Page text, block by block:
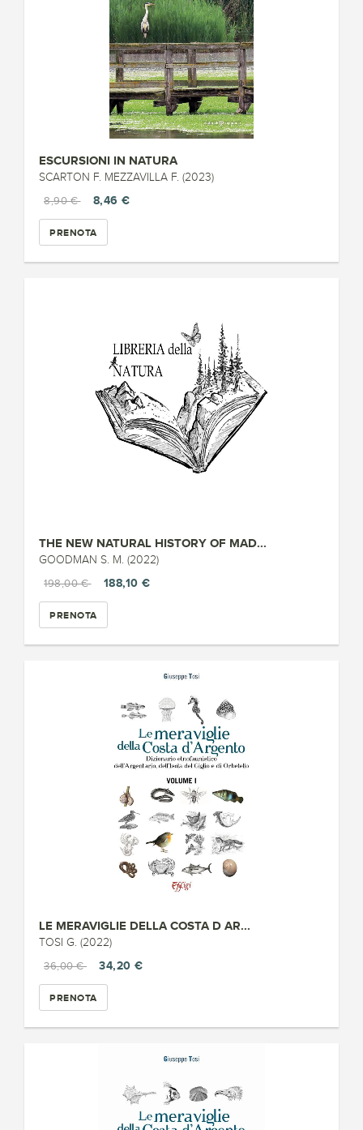
ESCURSIONI IN NATURA
SCARTON F. MEZZAVILLA F. (2023)
8,90 €
8,46 €
PRENOTA
THE NEW NATURAL HISTORY OF MAD...
GOODMAN S. M. (2022)
198,00 €
188,10 €
PRENOTA
LE MERAVIGLIE DELLA COSTA D AR...
TOSI G. (2022)
36,00 €
34,20 €
PRENOTA